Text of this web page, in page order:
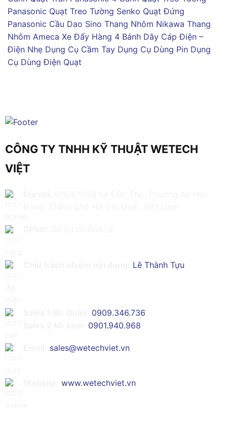
Panasonic Quạt Treo Tường Senko Quạt Đứng
Panasonic Cầu Dao Sino Thang Nhôm Nikawa Thang
Nhôm Ameca Xe Đẩy Hàng 4 Bánh Dây Cáp Điện –
Điện Nhẹ Dụng Cụ Cầm Tay Dụng Cụ Dùng Pin Dụng
Cụ Dùng Điện Quạt
CÔNG TY TNHH KỸ THUẬT WETECH
VIỆT
Lê Thành Tựu
0909.346.736
0901.940.968
sales@wetechviet.vn
www.wetechviet.vn